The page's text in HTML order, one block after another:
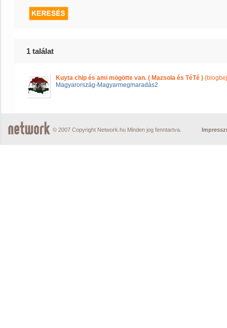
1 találat
Kuyta chip és ami mögötte van. ( Mazsola és TéTé )
Magyarország-Magyarmegmaradás2
© 2007 Copyright Network.hu Minden jog fenntartva.